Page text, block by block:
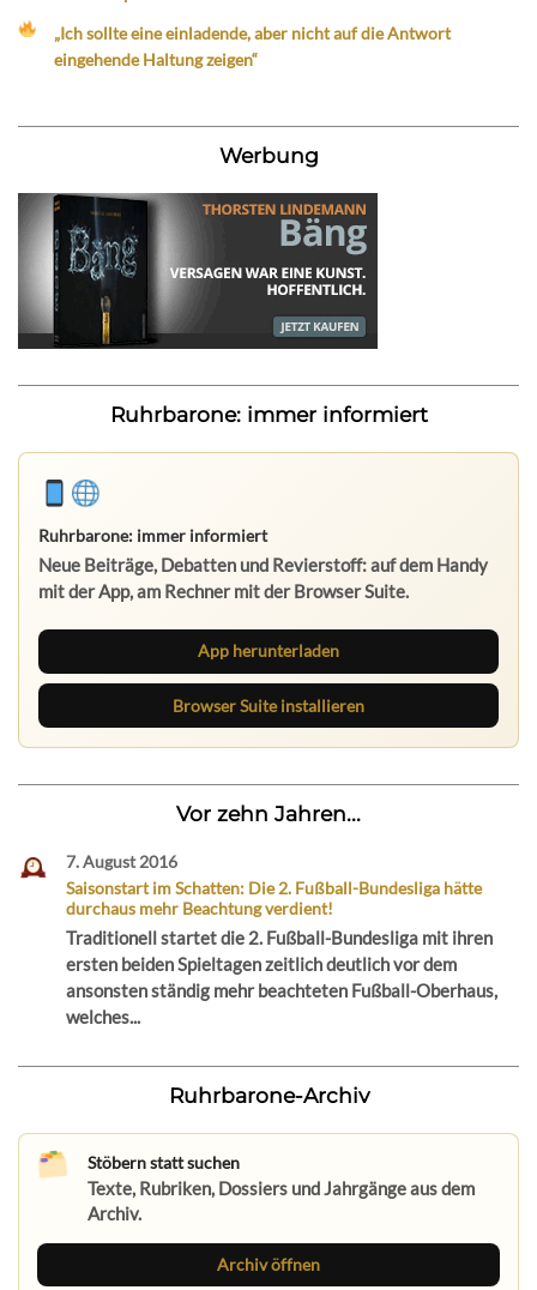
„Ich sollte eine einladende, aber nicht auf die Antwort
eingehende Haltung zeigen“
Werbung
Ruhrbarone: immer informiert
Ruhrbarone: immer informiert
Neue Beiträge, Debatten und Revierstoff: auf dem Handy
mit der App, am Rechner mit der Browser Suite.
App herunterladen
Browser Suite installieren
Vor zehn Jahren...
7. August 2016
Saisonstart im Schatten: Die 2. Fußball-Bundesliga hätte
durchaus mehr Beachtung verdient!
Traditionell startet die 2. Fußball-Bundesliga mit ihren
ersten beiden Spieltagen zeitlich deutlich vor dem
ansonsten ständig mehr beachteten Fußball-Oberhaus,
welches...
Ruhrbarone-Archiv
Stöbern statt suchen
Texte, Rubriken, Dossiers und Jahrgänge aus dem
Archiv.
Archiv öffnen